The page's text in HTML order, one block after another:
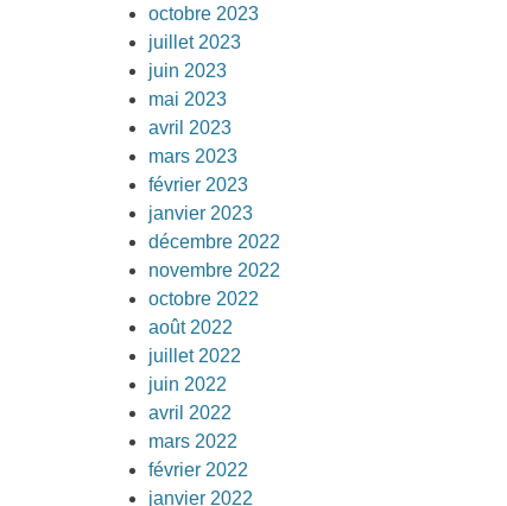
octobre 2023
juillet 2023
juin 2023
mai 2023
avril 2023
mars 2023
février 2023
janvier 2023
décembre 2022
novembre 2022
octobre 2022
août 2022
juillet 2022
juin 2022
avril 2022
mars 2022
février 2022
janvier 2022